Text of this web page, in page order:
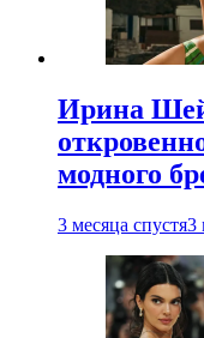
Ирина
модного
3 месяца спустя3